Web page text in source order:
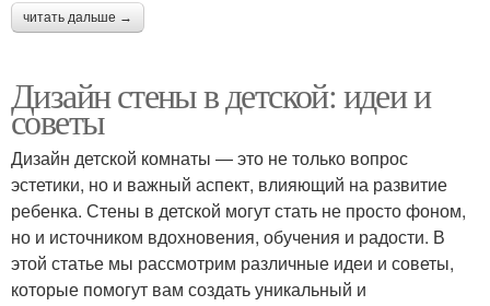
читать дальше →
Дизайн стены в детской: идеи и
советы
Дизайн детской комнаты — это не только вопрос
эстетики, но и важный аспект, влияющий на развитие
ребенка. Стены в детской могут стать не просто фоном,
но и источником вдохновения, обучения и радости. В
этой статье мы рассмотрим различные идеи и советы,
которые помогут вам создать уникальный и